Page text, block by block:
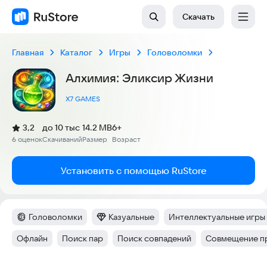
Скачать
Главная Каталог Игры Головоломки
Алхимия: Эликсир Жизни
X7 GAMES
Рейтинг:
3,2
(
6 оценок
)
Скачиваний
до 10 тыс
Размер
14.2 MB
Возраст
6+
Установить с помощью RuStore
Категория:
Головоломки Категория:
Казуальные Тег:
Интеллектуальные игры
Тег:
Офлайн Тег:
Поиск пар Тег:
Поиск совпадений Тег:
Совмещение